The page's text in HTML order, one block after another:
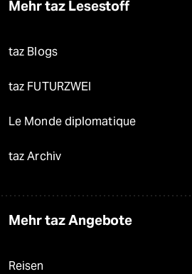
Mehr taz Lesestoff
taz Blogs
taz FUTURZWEI
Le Monde diplomatique
taz Archiv
Mehr taz Angebote
Reisen